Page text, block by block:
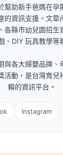
幫助新手爸媽在孕
的資訊支援。文章
各縣市幼兒園招生
、DIY 玩具教學等
與各大婦嬰品牌
活動，是台灣育兒
賴的資訊平台。
Instagram